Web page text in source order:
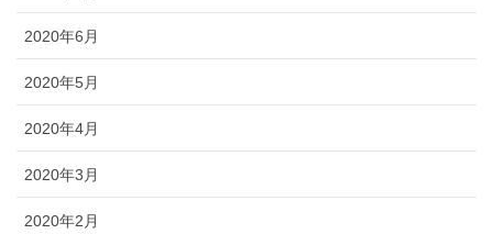
2020年6月
2020年5月
2020年4月
2020年3月
2020年2月